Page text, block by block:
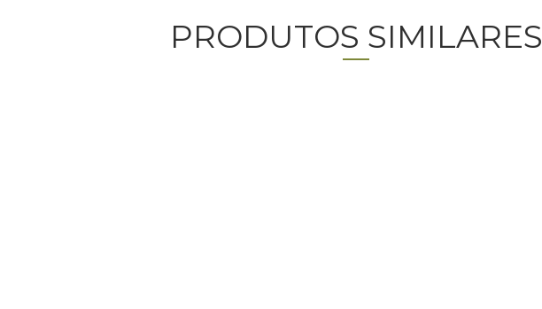
PRODUTOS SIMILARES